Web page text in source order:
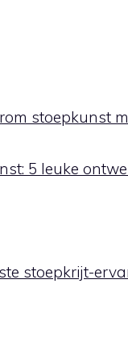
stoepkunst
5 leuke
stoepkrijt-